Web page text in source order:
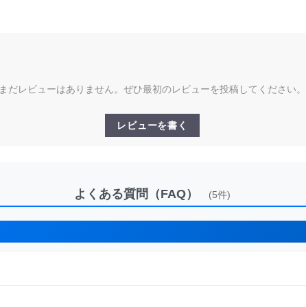
まだレビューはありません。ぜひ最初のレビューを投稿してください。
レビューを書く
よくある質問（FAQ） (5件)